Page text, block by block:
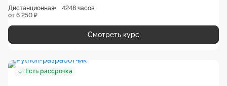
Дистанционная
4248 часов
от 6 250 ₽
Смотреть курс
Есть рассрочка